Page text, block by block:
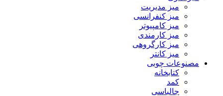
میز مدیریت
میز کنفرانسی
میز کامپیوتر
میز کارمندی
میز کارگروهی
میز کانتر
مصنوعات چوبی
کتابخانه
کمد
جالباسی